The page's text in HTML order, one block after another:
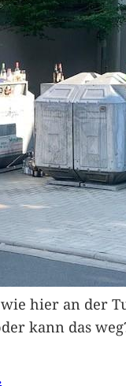
hier an der
kann das